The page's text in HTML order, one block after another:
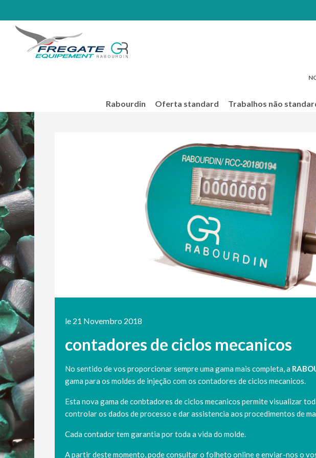
Rabourdin Oferta standard Trabalhos não
le 21 Novembro 2018
contadores de ciclos mecanicos
No sentido de vos proporcionar sempre uma gama mais completa, a
gama para os moldes de injeção com os contadores de ciclos mecanicos.
Esta nova gama de conbtadores de ciclos mecanicos permite visualizar
controlar os dados de processo e dar assistencia aos procedimentos de
Cada contador tem garantia por toda a vida do molde.
A partir deste momento, pode consultar o folheto online e enviar-nos o